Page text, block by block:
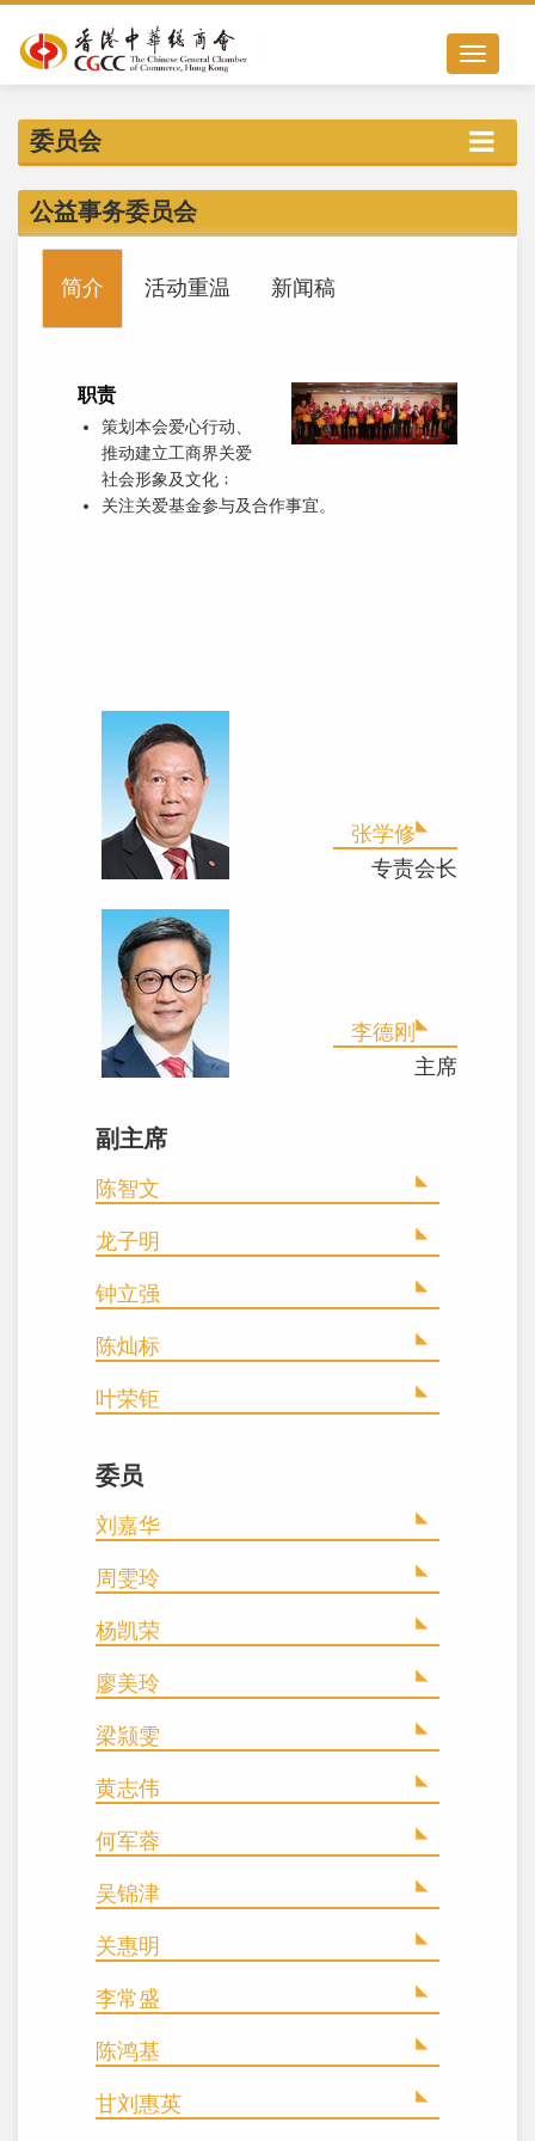
Toggle
委员会
公益事务委员会
简介 活动重温 新闻稿
职责
策划本会爱心行动、
推动建立工商界关爱
社会形象及文化﹔
关注关爱基金参与及合作事宜。
张学修
专责会长
李德刚
主席
副主席
陈智文
龙子明
钟立强
陈灿标
叶荣钜
委员
刘嘉华
周雯玲
杨凯荣
廖美玲
梁颕雯
黄志伟
何军蓉
吴锦津
关惠明
李常盛
陈鸿基
甘刘惠英